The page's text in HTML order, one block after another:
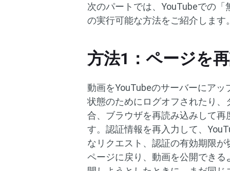
次のパートでは、YouTubeでの
の実行可能な方法をご紹介します
方法1：ページを
動画をYouTubeのサーバーにア
状態のためにログオフされたり
合、ブラウザを再読み込みして
す。認証情報を再入力して、
なリクエスト、認証の有効期限
ページに戻り、動画を公開でき